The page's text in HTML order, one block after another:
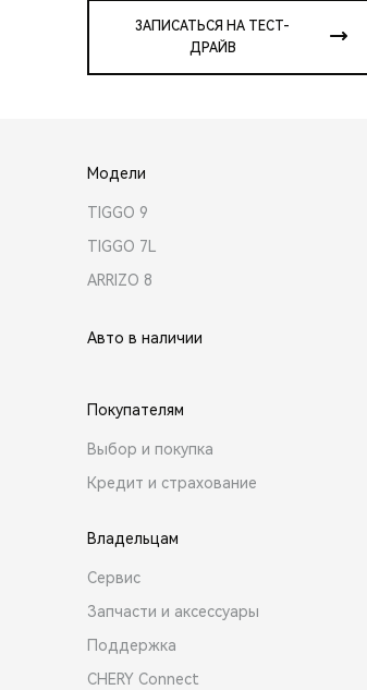
ЗАПИСАТЬСЯ НА ТЕСТ-
ДРАЙВ
Модели
TIGGO 9
TIGGO 7L
ARRIZO 8
Авто в наличии
Покупателям
Выбор и покупка
Кредит и страхование
Владельцам
Сервис
Запчасти и аксессуары
Поддержка
CHERY Connect